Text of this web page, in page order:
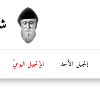
إنجيل الأحد الإنجيل اليوميّ